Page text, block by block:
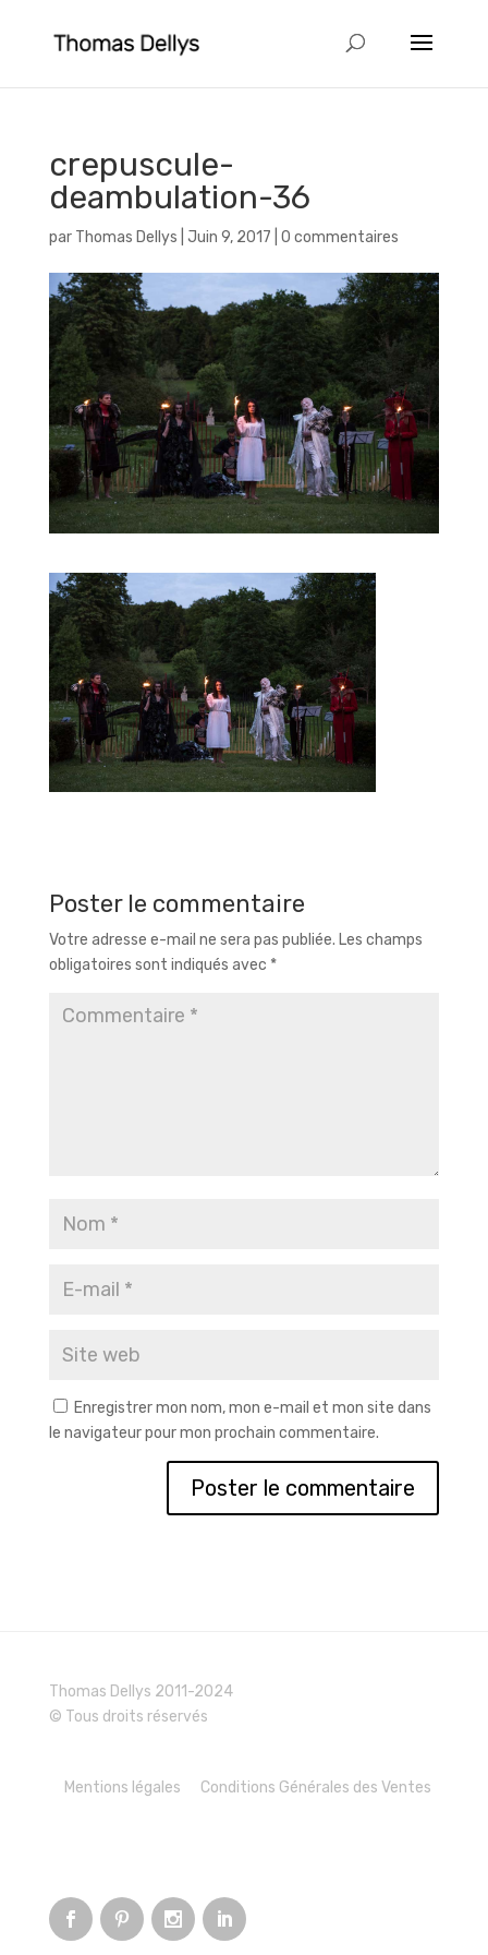
crepuscule-
deambulation-36
par Thomas Dellys Juin 9, 2017 0 commentaires
Poster le commentaire
Votre adresse e-mail ne sera pas publiée. Les champs
obligatoires sont indiqués avec *
Enregistrer mon nom, mon e-mail et mon site dans
le navigateur pour mon prochain commentaire.
Thomas Dellys 2011-2024
© Tous droits réservés
Mentions légales Conditions Générales des Ventes